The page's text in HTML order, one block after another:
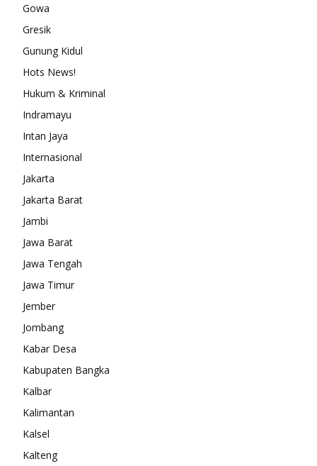
Gowa
Gresik
Gunung Kidul
Hots News!
Hukum & Kriminal
Indramayu
Intan Jaya
Internasional
Jakarta
Jakarta Barat
Jambi
Jawa Barat
Jawa Tengah
Jawa Timur
Jember
Jombang
Kabar Desa
Kabupaten Bangka
Kalbar
Kalimantan
Kalsel
Kalteng